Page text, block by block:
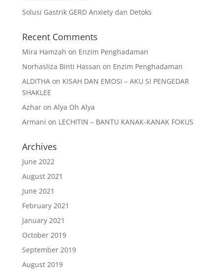
Solusi Gastrik GERD Anxiety dan Detoks
Recent Comments
Mira Hamzah on Enzim Penghadaman
Norhasliza Binti Hassan on Enzim Penghadaman
ALDITHAon KISAH DAN EMOSI – AKU SI PENGEDAR
SHAKLEE
Azharon Alya Oh Alya
Armani on LECHITIN – BANTU KANAK-KANAK FOKUS
Archives
June 2022
August 2021
June 2021
February 2021
January 2021
October 2019
September 2019
August 2019